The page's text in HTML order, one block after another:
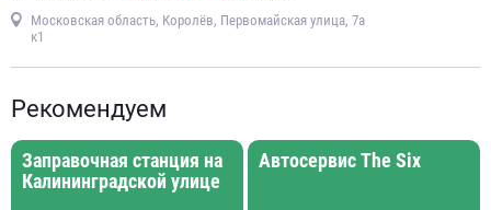
Московская область, Королёв, Первомайская улица, 7а
к1
Рекомендуем
Заправочная станция на
Калининградской улице
Автосервис The Six